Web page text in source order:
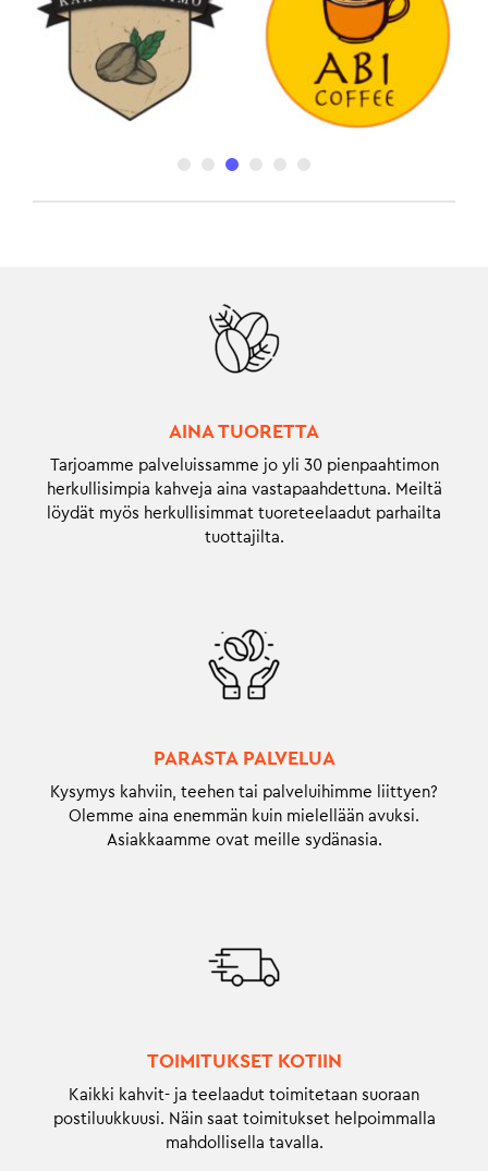
AINA TUORETTA
Tarjoamme palveluissamme jo yli 30 pienpaahtimon
herkullisimpia kahveja aina vastapaahdettuna. Meiltä
löydät myös herkullisimmat tuoreteelaadut parhailta
tuottajilta.
PARASTA PALVELUA
Kysymys kahviin, teehen tai palveluihimme liittyen?
Olemme aina enemmän kuin mielellään avuksi.
Asiakkaamme ovat meille sydänasia.
TOIMITUKSET KOTIIN
Kaikki kahvit- ja teelaadut toimitetaan suoraan
postiluukkuusi. Näin saat toimitukset helpoimmalla
mahdollisella tavalla.